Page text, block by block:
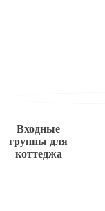
Входные
группы для
коттеджа